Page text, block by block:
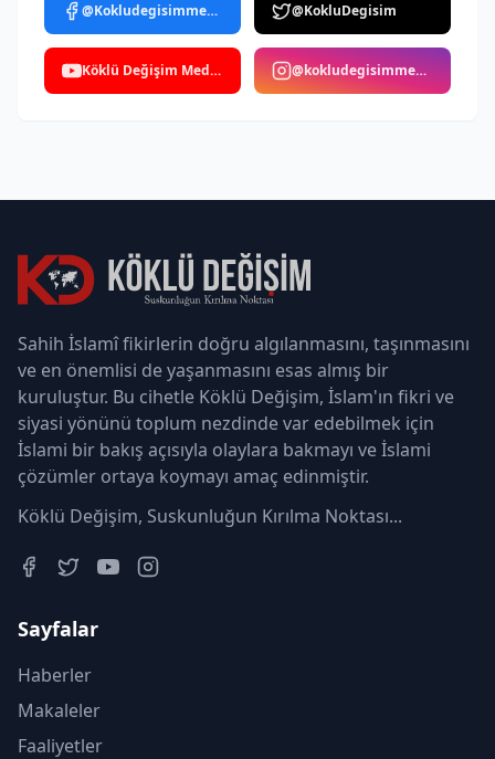
@Kokludegisimmedya @KokluDegisim
Köklü Değişim Medya @kokludegisimmedya
Sahih İslamî fikirlerin doğru algılanmasını, taşınmasını
ve en önemlisi de yaşanmasını esas almış bir
kuruluştur. Bu cihetle Köklü Değişim, İslam'ın fikri ve
siyasi yönünü toplum nezdinde var edebilmek için
İslami bir bakış açısıyla olaylara bakmayı ve İslami
çözümler ortaya koymayı amaç edinmiştir.
Köklü Değişim, Suskunluğun Kırılma Noktası...
Sayfalar
Haberler
Makaleler
Faaliyetler